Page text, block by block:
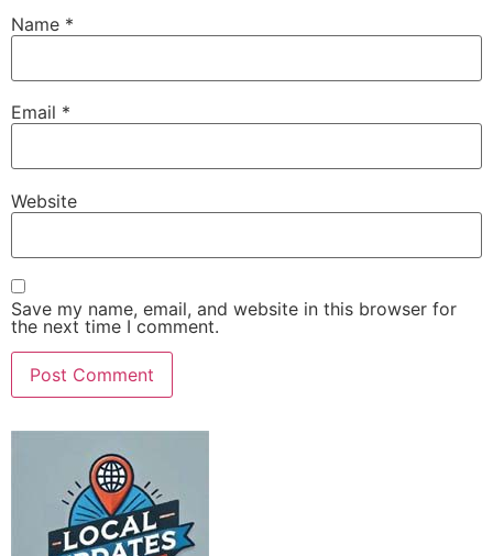
Name *
Email *
Website
Save my name, email, and website in this browser for
the next time I comment.